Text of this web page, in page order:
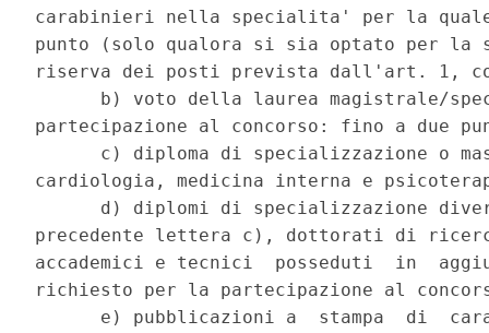
carabinieri nella specialita' per la
punto (solo qualora si sia optato per
riserva dei posti prevista dall'art. 1,
b) voto della laurea magistrale/
partecipazione al concorso: fino a due
c) diploma di specializzazione o
cardiologia, medicina interna e
d) diplomi di specializzazione
precedente lettera c), dottorati di
accademici e tecnici  posseduti  in
richiesto per la partecipazione al
e) pubblicazioni a  stampa  di